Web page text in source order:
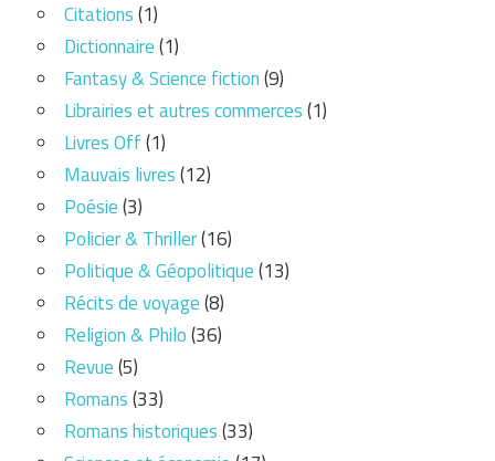
Citations(1)
Dictionnaire(1)
Fantasy & Science fiction(9)
Librairies et autres commerces(1)
Livres Off(1)
Mauvais livres(12)
Poésie(3)
Policier & Thriller(16)
Politique & Géopolitique(13)
Récits de voyage(8)
Religion & Philo(36)
Revue(5)
Romans(33)
Romans historiques(33)